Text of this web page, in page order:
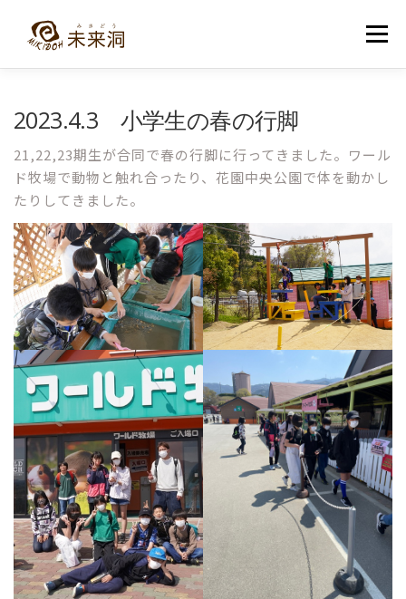
メニュー
入洞・お問い合わせ
2023.4.3 小学生の春の行脚
21,22,23期生が合同で春の行脚に行ってきました。ワール
ド牧場で動物と触れ合ったり、花園中央公園で体を動かし
たりしてきました。